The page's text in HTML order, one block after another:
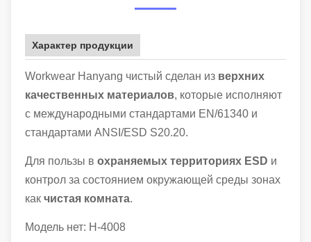
Характер продукции
Workwear Hanyang чистый сделан из верхних
качественных материалов, которые исполняют
с международными стандартами EN/61340 и
стандартами ANSI/ESD S20.20.
Для пользы в охраняемых территориях ESD и
контрол за состоянием окружающей среды зонах
как чистая комната.
Модель нет: H-4008